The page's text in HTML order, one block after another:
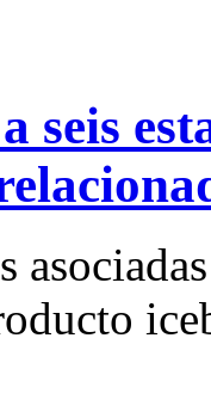
seis